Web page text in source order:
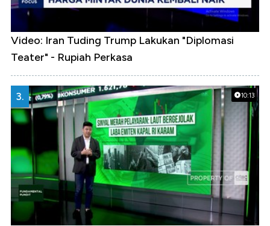
Video: Iran Tuding Trump Lakukan "Diplomasi
Teater" - Rupiah Perkasa
10:13
3.